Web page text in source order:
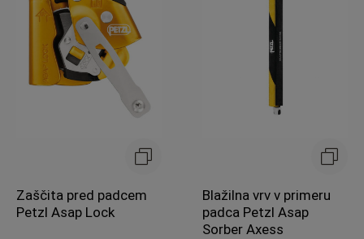
Zaščita pred padcem
Petzl Asap Lock
Blažilna vrv v primeru
padca Petzl Asap
Sorber Axess